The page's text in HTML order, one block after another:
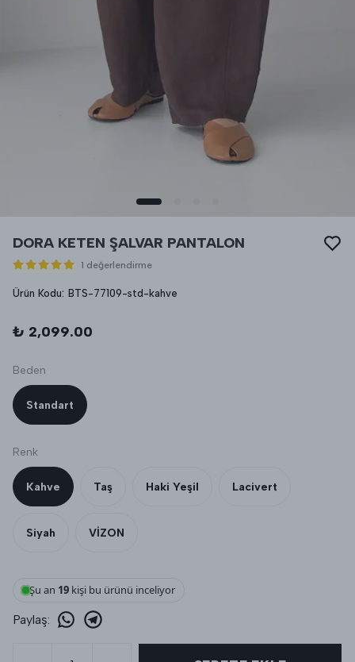
DORA KETEN ŞALVAR PANTALON
1 değerlendirme
Ürün Kodu: BTS-77109-std-kahve
₺ 2,099.00
Beden
Standart
Renk
Kahve Taş Haki Yeşil Lacivert
Siyah VİZON
Şu an 19kişi bu ürünü inceliyor
Paylaş: